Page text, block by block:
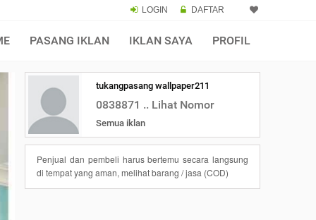
LOGIN DAFTAR
PASANG IKLAN IKLAN SAYA PROFIL
tukangpasang wallpaper211
0838871 .. Lihat Nomor
Semua iklan
Penjual dan pembeli harus bertemu secara langsung
di tempat yang aman, melihat barang / jasa (COD)